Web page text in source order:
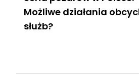
Możliwe działania
służb?